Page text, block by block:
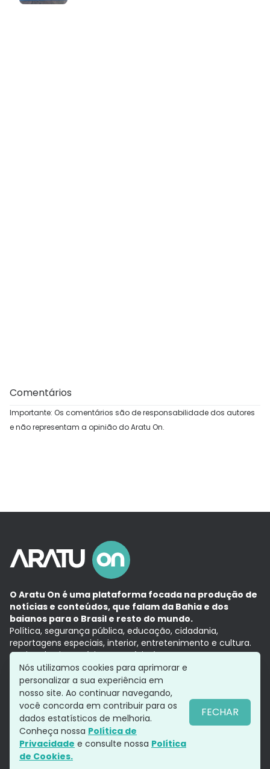
Comentários
Importante: Os comentários são de responsabilidade dos autores
e não representam a opinião do Aratu On.
O Aratu On é uma plataforma focada na produção de
notícias e conteúdos, que falam da Bahia e dos
baianos para o Brasil e resto do mundo.
Política, segurança pública, educação, cidadania,
reportagens especiais, interior, entretenimento e cultura.
Aqui, tudo vira notícia e a notícia é no tempo presente,
com a credibilidade do Grupo Aratu.
Grupo Aratu
Política de privacidade
Siga-nos
Nós utilizamos cookies para aprimorar e
personalizar a sua experiência em
nosso site. Ao continuar navegando,
você concorda em contribuir para os
dados estatísticos de melhoria.
Conheça nossa Política de
Privacidade e consulte nossa Política
de Cookies.
FECHAR